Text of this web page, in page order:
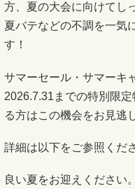
方、夏の大会に向けてし
夏バテなどの不調を一気
す！
サマーセール・サマーキ
2026.7.31までの特別限
る方はこの機会をお見逃
詳細は以下をご参照くだ
良い夏をお迎えください。